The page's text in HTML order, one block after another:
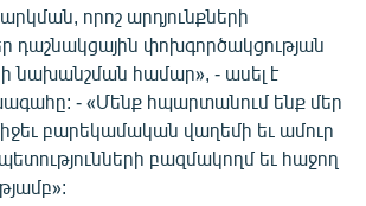
որոշ արդյունքների
դաշնակցային փոխգործակցության
նախանշման համար», - ասել է
- «Մենք հպարտանում ենք մեր
բարեկամական վաղեմի եւ ամուր
բազմակողմ եւ հաջող